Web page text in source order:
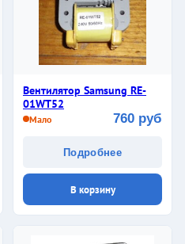
Вентилятор Samsung RE-
01WT52
Мало 760 руб
Подробнее
В корзину